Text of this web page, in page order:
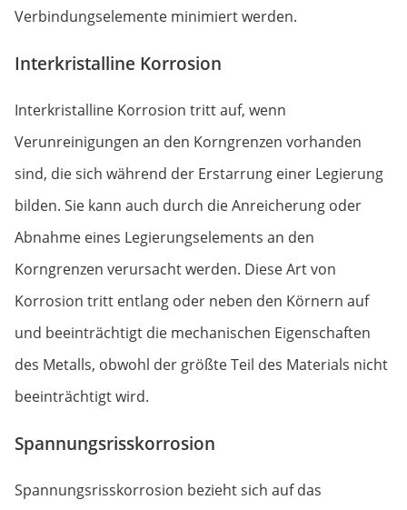
Verbindungselemente minimiert werden.
Interkristalline Korrosion
Interkristalline Korrosion tritt auf, wenn
Verunreinigungen an den Korngrenzen vorhanden
sind, die sich während der Erstarrung einer Legierung
bilden. Sie kann auch durch die Anreicherung oder
Abnahme eines Legierungselements an den
Korngrenzen verursacht werden. Diese Art von
Korrosion tritt entlang oder neben den Körnern auf
und beeinträchtigt die mechanischen Eigenschaften
des Metalls, obwohl der größte Teil des Materials nicht
beeinträchtigt wird.
Spannungsrisskorrosion
Spannungsrisskorrosion bezieht sich auf das